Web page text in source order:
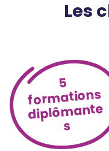
Les
5
formations
diplômante
s